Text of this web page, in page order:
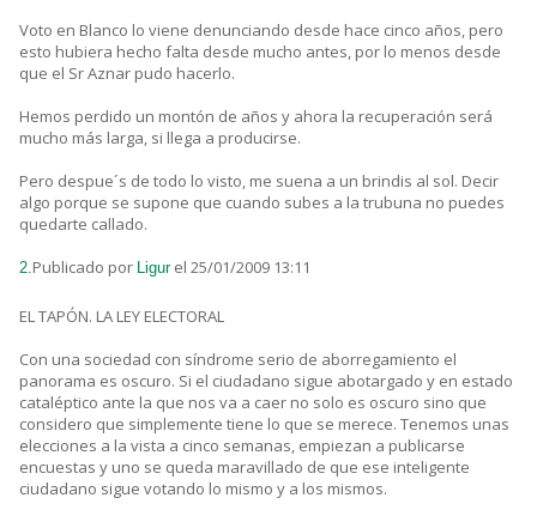
Voto en Blanco lo viene denunciando desde hace cinco años, pero
esto hubiera hecho falta desde mucho antes, por lo menos desde
que el Sr Aznar pudo hacerlo.
Hemos perdido un montón de años y ahora la recuperación será
mucho más larga, si llega a producirse.
Pero despue´s de todo lo visto, me suena a un brindis al sol. Decir
algo porque se supone que cuando subes a la trubuna no puedes
quedarte callado.
2.Publicado por Ligur el 25/01/2009 13:11
EL TAPÓN. LA LEY ELECTORAL
Con una sociedad con síndrome serio de aborregamiento el
panorama es oscuro. Si el ciudadano sigue abotargado y en estado
cataléptico ante la que nos va a caer no solo es oscuro sino que
considero que simplemente tiene lo que se merece. Tenemos unas
elecciones a la vista a cinco semanas, empiezan a publicarse
encuestas y uno se queda maravillado de que ese inteligente
ciudadano sigue votando lo mismo y a los mismos.